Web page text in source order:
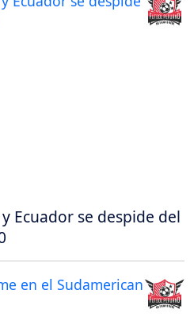
Ecuador se despide del